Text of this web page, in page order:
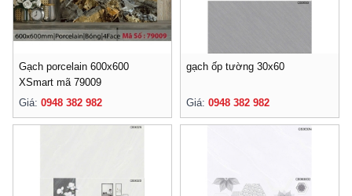
Gạch porcelain 600x600
XSmart mã 79009
Giá: 0948 382 982
gạch ốp tường 30x60
Giá: 0948 382 982